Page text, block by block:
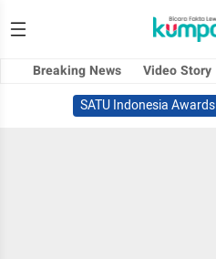
Breaking News Video Story
SATU Indonesia Awards